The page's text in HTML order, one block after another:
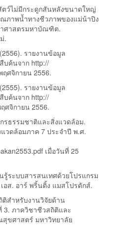
ตว์ไม่มีกระดูกสันหลังขนาดใหญ่
ภาพน้ำทางชีวภาพของแม่น้าปิง
ศาสตรมหาบัณฑิต.
.
รายงานข้อมูล
ค้นจาก http://
ฤศจิกายน 2556.
รายงานข้อมูล
ค้นจาก http://
ศจิกายน 2556.
รธรรมชาติและสิ่งแวดล้อม.
วดล้อมภาค 7 ประจำปี พ.ศ.
เมื่อวันที่ 25
รู้ระบบสารสนเทศด้วยโปรแกรม
อส. อาร์ พริ้นติ้ง แมสโปรดักส์.
สำหรับงานวิจัยด้าน
3. ภาควิชาชีวสถิติและ
ขศาสตร์ มหาวิทยาลัย